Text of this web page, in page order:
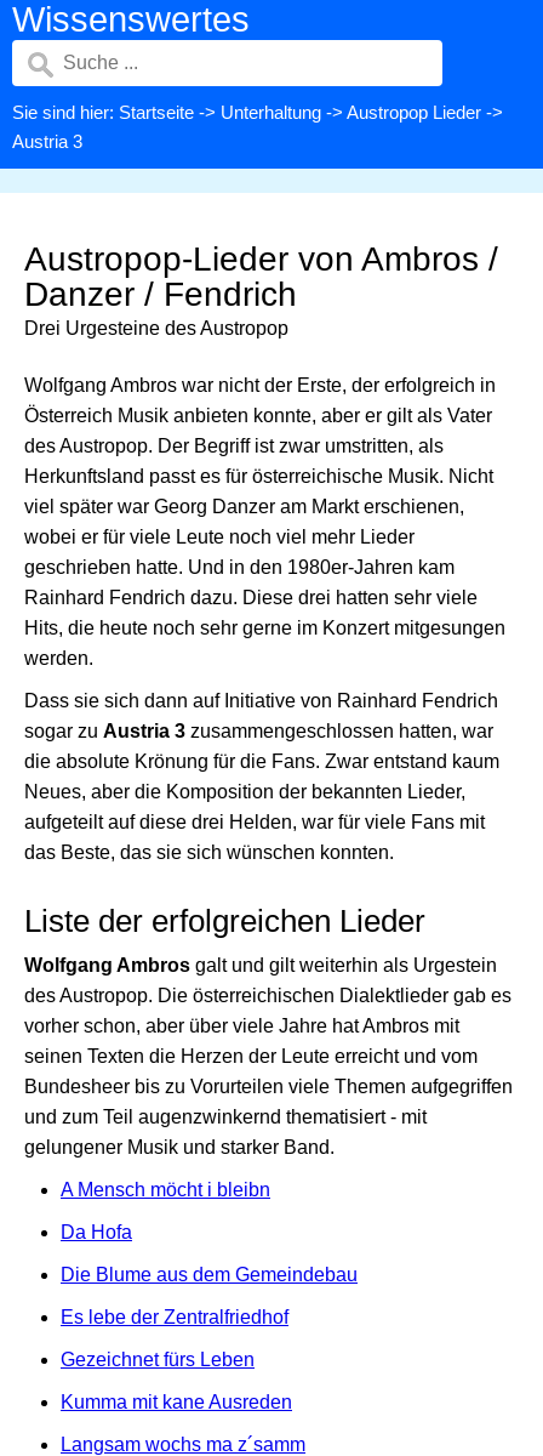
Wissenswertes
Sie sind hier: Startseite -> Unterhaltung -> Austropop Lieder ->
Austria 3
Austropop-Lieder von Ambros /
Danzer / Fendrich
Drei Urgesteine des Austropop
Wolfgang Ambros war nicht der Erste, der erfolgreich in
Österreich Musik anbieten konnte, aber er gilt als Vater
des Austropop. Der Begriff ist zwar umstritten, als
Herkunftsland passt es für österreichische Musik. Nicht
viel später war Georg Danzer am Markt erschienen,
wobei er für viele Leute noch viel mehr Lieder
geschrieben hatte. Und in den 1980er-Jahren kam
Rainhard Fendrich dazu. Diese drei hatten sehr viele
Hits, die heute noch sehr gerne im Konzert mitgesungen
werden.
Dass sie sich dann auf Initiative von Rainhard Fendrich
sogar zu Austria 3 zusammengeschlossen hatten, war
die absolute Krönung für die Fans. Zwar entstand kaum
Neues, aber die Komposition der bekannten Lieder,
aufgeteilt auf diese drei Helden, war für viele Fans mit
das Beste, das sie sich wünschen konnten.
Liste der erfolgreichen Lieder
Wolfgang Ambros galt und gilt weiterhin als Urgestein
des Austropop. Die österreichischen Dialektlieder gab es
vorher schon, aber über viele Jahre hat Ambros mit
seinen Texten die Herzen der Leute erreicht und vom
Bundesheer bis zu Vorurteilen viele Themen aufgegriffen
und zum Teil augenzwinkernd thematisiert - mit
gelungener Musik und starker Band.
A Mensch möcht i bleibn
Da Hofa
Die Blume aus dem Gemeindebau
Es lebe der Zentralfriedhof
Gezeichnet fürs Leben
Kumma mit kane Ausreden
Langsam wochs ma z´samm